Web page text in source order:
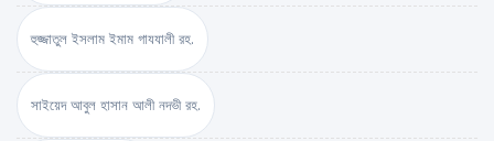
হুজ্জাতুল ইসলাম ইমাম গাযযালী রহ.
সাইয়েদ আবুল হাসান আলী নদভী রহ.